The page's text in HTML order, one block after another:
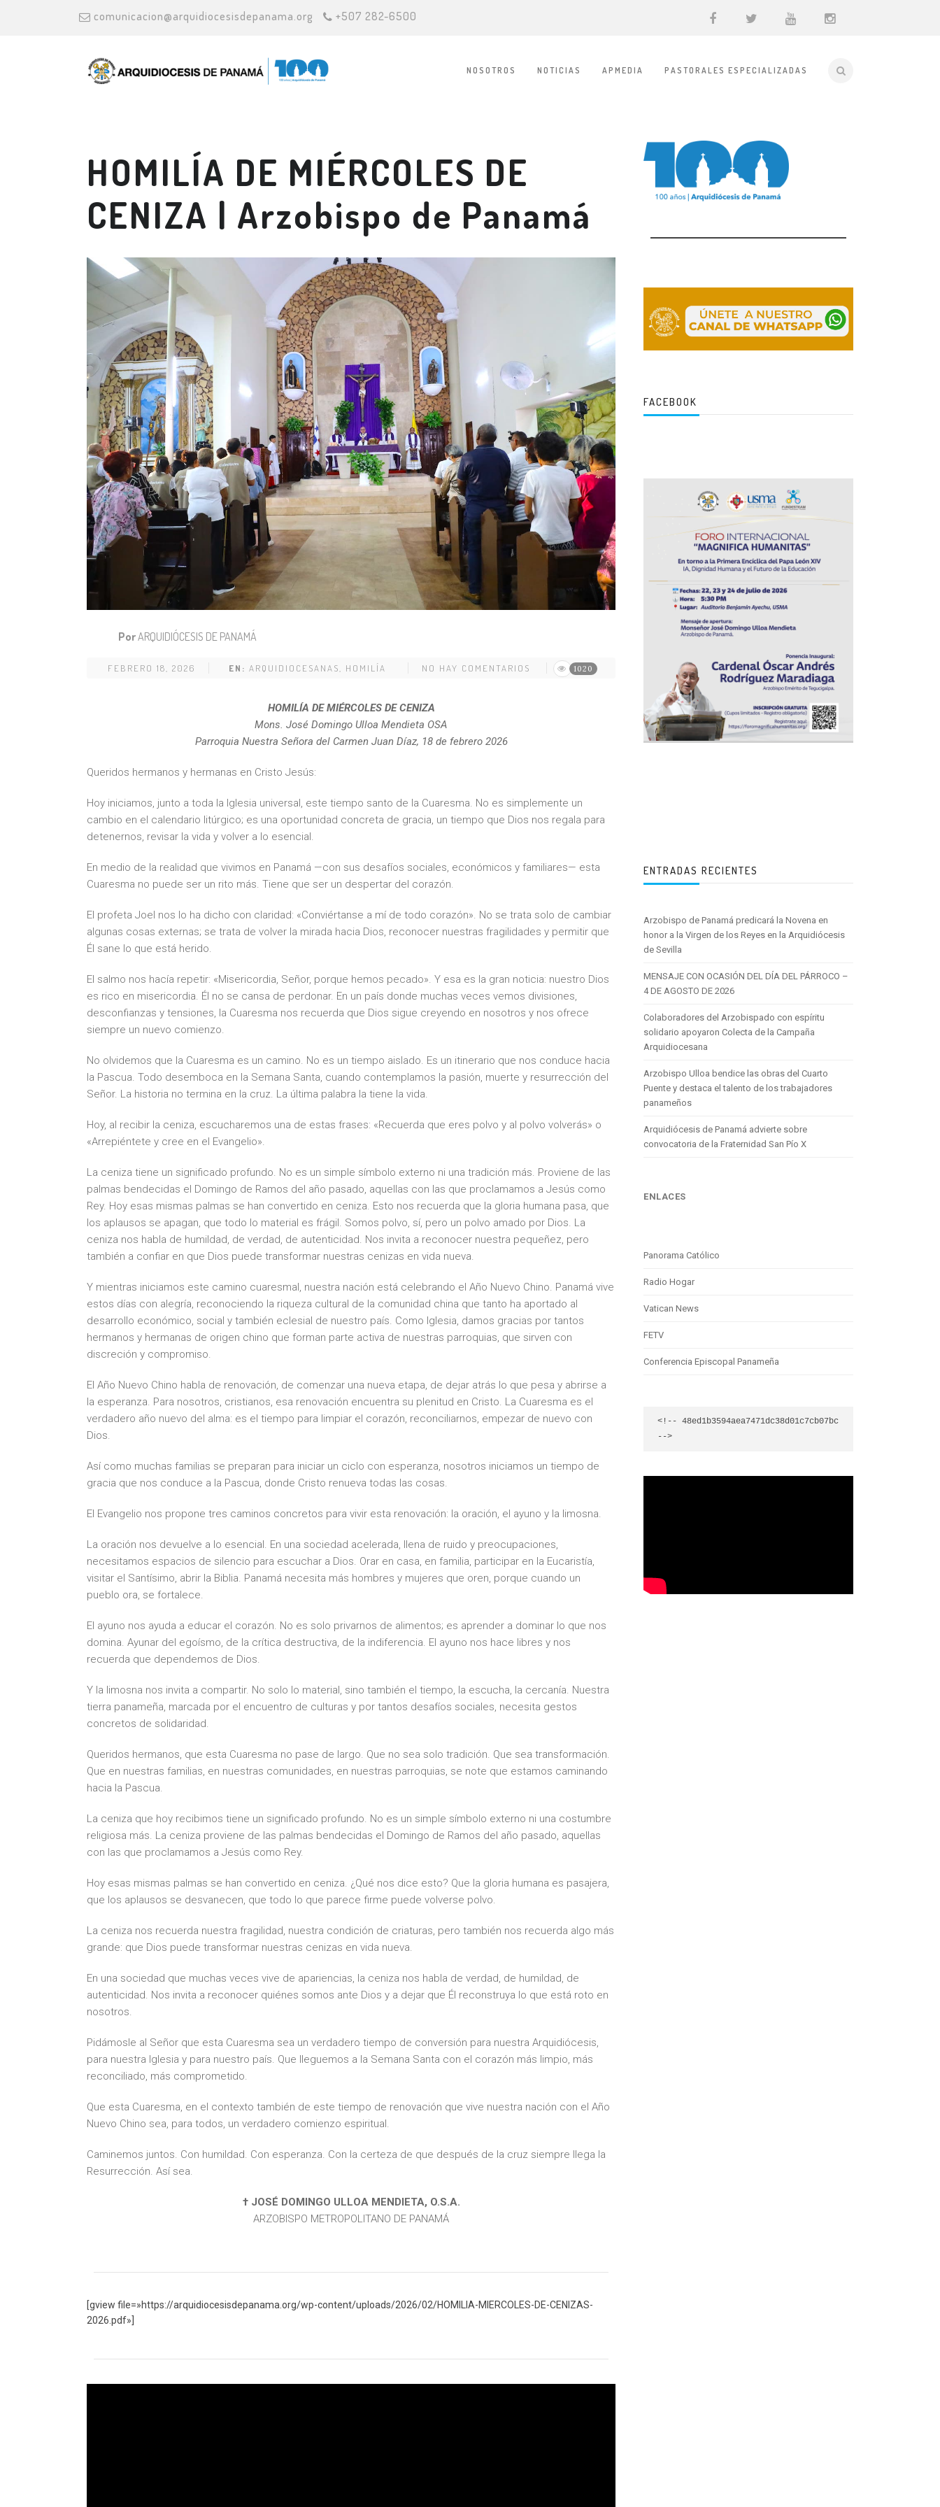
comunicacion@arquidiocesisdepanama.org +507 282-6500
NOSOTROS NOTICIAS APMEDIA PASTORALES ESPECIALIZADAS
HOMILÍA DE MIÉRCOLES DE
CENIZA | Arzobispo de Panamá
PorARQUIDIÓCESIS DE PANAMÁ
FEBRERO 18, 2026 EN: ARQUIDIOCESANAS HOMILÍA NO HAY COMENTARIOS 1020
HOMILÍA DE MIÉRCOLES DE CENIZA
Mons. José Domingo Ulloa Mendieta OSA
Parroquia Nuestra Señora del Carmen Juan Díaz, 18 de febrero 2026
Queridos hermanos y hermanas en Cristo Jesús:
Hoy iniciamos, junto a toda la Iglesia universal, este tiempo santo de la Cuaresma. No es simplemente un
cambio en el calendario litúrgico; es una oportunidad concreta de gracia, un tiempo que Dios nos regala para
detenernos, revisar la vida y volver a lo esencial.
En medio de la realidad que vivimos en Panamá —con sus desafíos sociales, económicos y familiares— esta
Cuaresma no puede ser un rito más. Tiene que ser un despertar del corazón.
El profeta Joel nos lo ha dicho con claridad: «Conviértanse a mí de todo corazón». No se trata solo de cambiar
algunas cosas externas; se trata de volver la mirada hacia Dios, reconocer nuestras fragilidades y permitir que
Él sane lo que está herido.
El salmo nos hacía repetir: «Misericordia, Señor, porque hemos pecado». Y esa es la gran noticia: nuestro Dios
es rico en misericordia. Él no se cansa de perdonar. En un país donde muchas veces vemos divisiones,
desconfianzas y tensiones, la Cuaresma nos recuerda que Dios sigue creyendo en nosotros y nos ofrece
siempre un nuevo comienzo.
No olvidemos que la Cuaresma es un camino. No es un tiempo aislado. Es un itinerario que nos conduce hacia
la Pascua. Todo desemboca en la Semana Santa, cuando contemplamos la pasión, muerte y resurrección del
Señor. La historia no termina en la cruz. La última palabra la tiene la vida.
Hoy, al recibir la ceniza, escucharemos una de estas frases: «Recuerda que eres polvo y al polvo volverás» o
«Arrepiéntete y cree en el Evangelio».
La ceniza tiene un significado profundo. No es un simple símbolo externo ni una tradición más. Proviene de las
palmas bendecidas el Domingo de Ramos del año pasado, aquellas con las que proclamamos a Jesús como
Rey. Hoy esas mismas palmas se han convertido en ceniza. Esto nos recuerda que la gloria humana pasa, que
los aplausos se apagan, que todo lo material es frágil. Somos polvo, sí, pero un polvo amado por Dios. La
ceniza nos habla de humildad, de verdad, de autenticidad. Nos invita a reconocer nuestra pequeñez, pero
también a confiar en que Dios puede transformar nuestras cenizas en vida nueva.
Y mientras iniciamos este camino cuaresmal, nuestra nación está celebrando el Año Nuevo Chino. Panamá vive
estos días con alegría, reconociendo la riqueza cultural de la comunidad china que tanto ha aportado al
desarrollo económico, social y también eclesial de nuestro país. Como Iglesia, damos gracias por tantos
hermanos y hermanas de origen chino que forman parte activa de nuestras parroquias, que sirven con
discreción y compromiso.
El Año Nuevo Chino habla de renovación, de comenzar una nueva etapa, de dejar atrás lo que pesa y abrirse a
la esperanza. Para nosotros, cristianos, esa renovación encuentra su plenitud en Cristo. La Cuaresma es el
verdadero año nuevo del alma: es el tiempo para limpiar el corazón, reconciliarnos, empezar de nuevo con
Dios.
Así como muchas familias se preparan para iniciar un ciclo con esperanza, nosotros iniciamos un tiempo de
gracia que nos conduce a la Pascua, donde Cristo renueva todas las cosas.
El Evangelio nos propone tres caminos concretos para vivir esta renovación: la oración, el ayuno y la limosna.
La oración nos devuelve a lo esencial. En una sociedad acelerada, llena de ruido y preocupaciones,
necesitamos espacios de silencio para escuchar a Dios. Orar en casa, en familia, participar en la Eucaristía,
visitar el Santísimo, abrir la Biblia. Panamá necesita más hombres y mujeres que oren, porque cuando un
pueblo ora, se fortalece.
El ayuno nos ayuda a educar el corazón. No es solo privarnos de alimentos; es aprender a dominar lo que nos
domina. Ayunar del egoísmo, de la crítica destructiva, de la indiferencia. El ayuno nos hace libres y nos
recuerda que dependemos de Dios.
Y la limosna nos invita a compartir. No solo lo material, sino también el tiempo, la escucha, la cercanía. Nuestra
tierra panameña, marcada por el encuentro de culturas y por tantos desafíos sociales, necesita gestos
concretos de solidaridad.
Queridos hermanos, que esta Cuaresma no pase de largo. Que no sea solo tradición. Que sea transformación.
Que en nuestras familias, en nuestras comunidades, en nuestras parroquias, se note que estamos caminando
hacia la Pascua.
La ceniza que hoy recibimos tiene un significado profundo. No es un simple símbolo externo ni una costumbre
religiosa más. La ceniza proviene de las palmas bendecidas el Domingo de Ramos del año pasado, aquellas
con las que proclamamos a Jesús como Rey.
Hoy esas mismas palmas se han convertido en ceniza. ¿Qué nos dice esto? Que la gloria humana es pasajera,
que los aplausos se desvanecen, que todo lo que parece firme puede volverse polvo.
La ceniza nos recuerda nuestra fragilidad, nuestra condición de criaturas, pero también nos recuerda algo más
grande: que Dios puede transformar nuestras cenizas en vida nueva.
En una sociedad que muchas veces vive de apariencias, la ceniza nos habla de verdad, de humildad, de
autenticidad. Nos invita a reconocer quiénes somos ante Dios y a dejar que Él reconstruya lo que está roto en
nosotros.
Pidámosle al Señor que esta Cuaresma sea un verdadero tiempo de conversión para nuestra Arquidiócesis,
para nuestra Iglesia y para nuestro país. Que lleguemos a la Semana Santa con el corazón más limpio, más
reconciliado, más comprometido.
Que esta Cuaresma, en el contexto también de este tiempo de renovación que vive nuestra nación con el Año
Nuevo Chino sea, para todos, un verdadero comienzo espiritual.
Caminemos juntos. Con humildad. Con esperanza. Con la certeza de que después de la cruz siempre llega la
Resurrección. Así sea.
† JOSÉ DOMINGO ULLOA MENDIETA, O.S.A.
ARZOBISPO METROPOLITANO DE PANAMÁ
[gview file=»https://arquidiocesisdepanama.org/wp-content/uploads/2026/02/HOMILIA-MIERCOLES-DE-CENIZAS-
2026.pdf»]
FACEBOOK
ENTRADAS RECIENTES
Arzobispo de Panamá predicará la Novena en
honor a la Virgen de los Reyes en la Arquidiócesis
de Sevilla
MENSAJE CON OCASIÓN DEL DÍA DEL PÁRROCO –
4 DE AGOSTO DE 2026
Colaboradores del Arzobispado con espíritu
solidario apoyaron Colecta de la Campaña
Arquidiocesana
Arzobispo Ulloa bendice las obras del Cuarto
Puente y destaca el talento de los trabajadores
panameños
Arquidiócesis de Panamá advierte sobre
convocatoria de la Fraternidad San Pío X
ENLACES
Panorama Católico
Radio Hogar
Vatican News
FETV
Conferencia Episcopal Panameña
<!-- 48ed1b3594aea7471dc38d01c7cb07bc
-->